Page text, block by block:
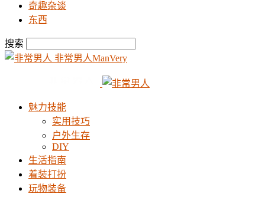
奇趣杂谈
东西
搜索
非常男人ManVery
魅力技能
实用技巧
户外生存
DIY
生活指南
着装打扮
玩物装备